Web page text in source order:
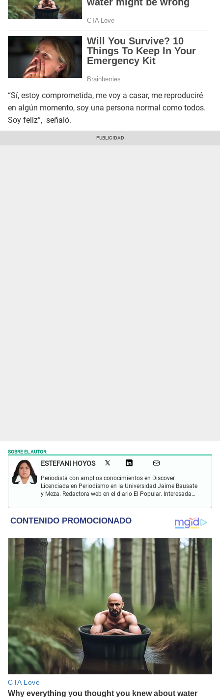
“Sí, estoy comprometida, me voy a casar, me reproduciré
en algún momento, soy una persona normal como todos.
Soy feliz”, señaló.
SOBRE EL AUTOR:
ESTEFANI HOYOS
Periodista con amplios conocimientos en Discover.
Licenciada en Periodismo en la Universidad Jaime Bausate
y Meza. Redactora web en el diario El Popular. Interesada
internacional; tendencias, películas y series.